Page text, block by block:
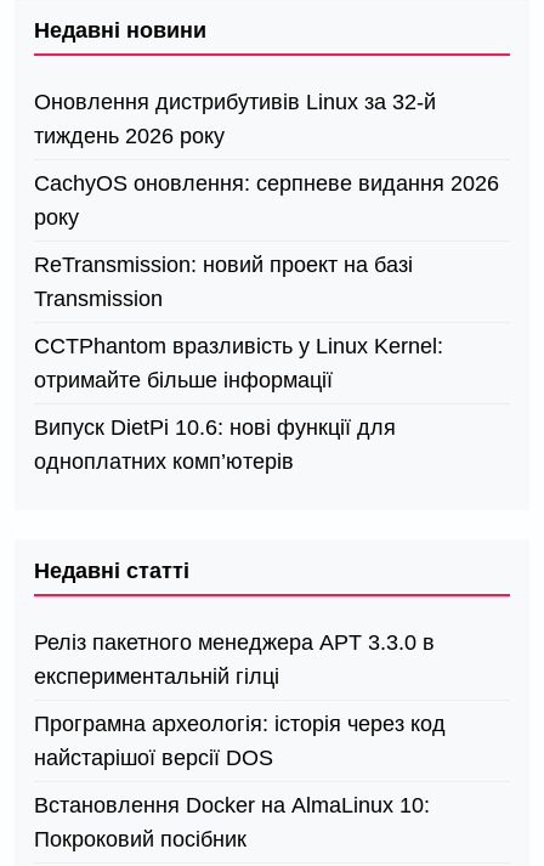
Недавні новини
Оновлення дистрибутивів Linux за 32-й
тиждень 2026 року
CachyOS оновлення: серпневе видання 2026
року
ReTransmission: новий проект на базі
Transmission
СCTPhantom вразливість у Linux Kernel:
отримайте більше інформації
Випуск DietPi 10.6: нові функції для
одноплатних комп’ютерів
Недавні статті
Реліз пакетного менеджера APT 3.3.0 в
експериментальній гілці
Програмна археологія: історія через код
найстарішої версії DOS
Встановлення Docker на AlmaLinux 10:
Покроковий посібник